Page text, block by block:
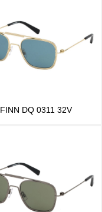
FINN DQ 0311 32V